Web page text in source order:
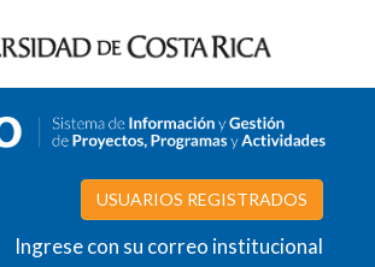
USUARIOS REGISTRADOS
Ingrese con su correo institucional